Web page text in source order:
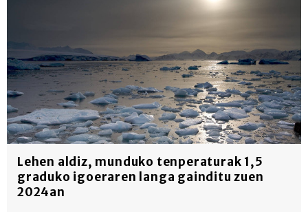
Lehen aldiz, munduko tenperaturak 1,5
graduko igoeraren langa gainditu zuen
2024an